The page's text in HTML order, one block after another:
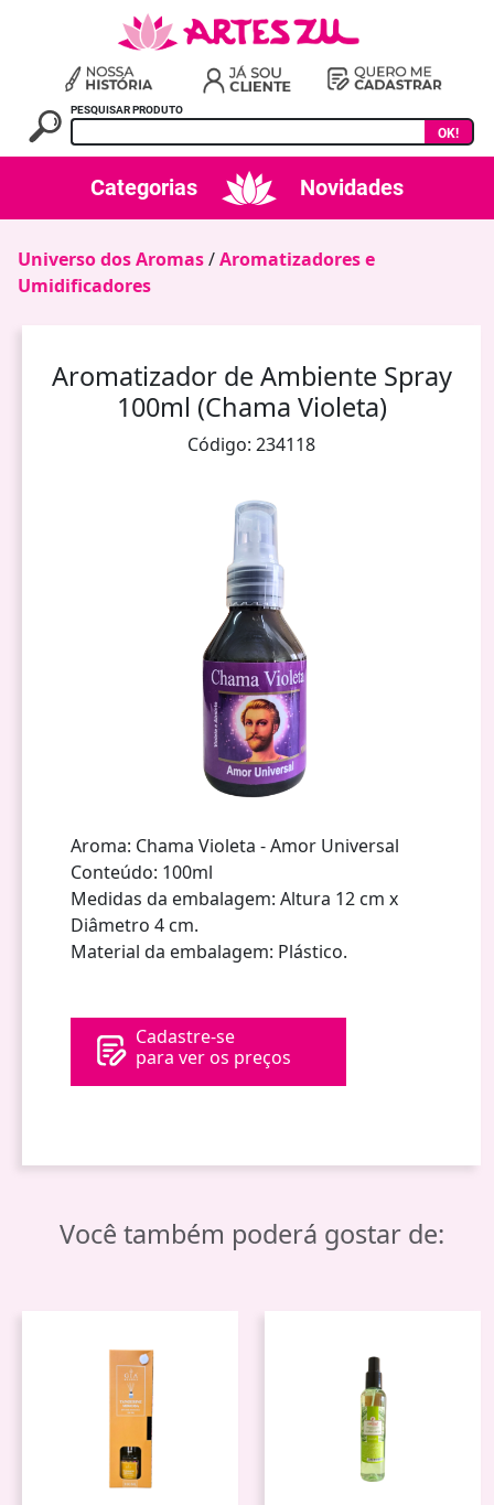
PESQUISAR PRODUTO
OK!
Categorias Novidades
Universo dos Aromas/Aromatizadores e
Umidificadores
Aromatizador de Ambiente Spray
100ml (Chama Violeta)
Código: 234118
Aroma: Chama Violeta - Amor Universal
Conteúdo: 100ml
Medidas da embalagem: Altura 12 cm x
Diâmetro 4 cm.
Material da embalagem: Plástico.
Cadastre-se
para ver os preços
Você também poderá gostar de: